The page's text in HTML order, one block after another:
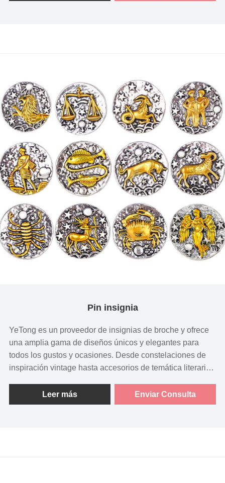
Pin insignia
YeTong es un proveedor de insignias de broche y ofrece
una amplia gama de diseños únicos y elegantes para
todos los gustos y ocasiones. Desde constelaciones de
inspiración vintage hasta accesorios de temática literaria,
añaden personalidad y estilo a cualquier conjunto o
accesorio.
Leer más Enviar Consulta